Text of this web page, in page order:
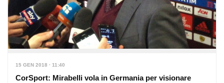
15 GEN 2018 · 11:40
CorSport: Mirabelli vola in Germania per visionare